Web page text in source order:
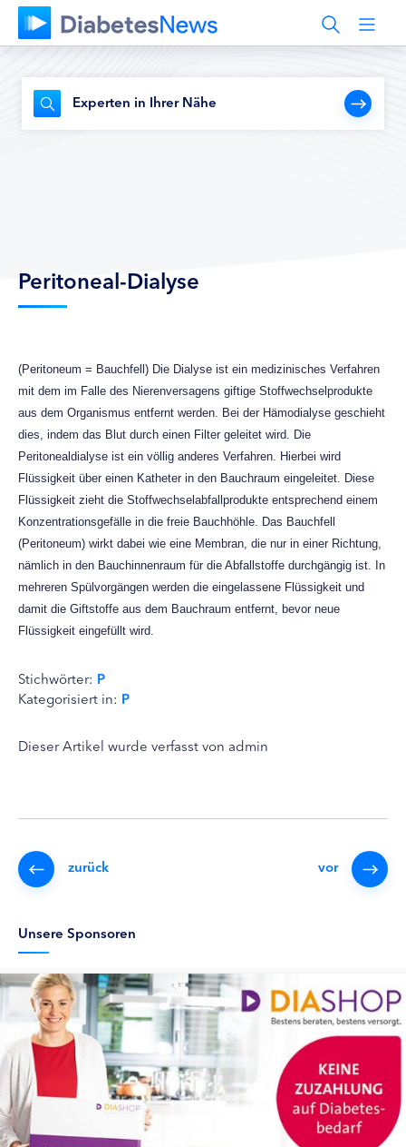
Experten in Ihrer Nähe
Peritoneal-Dialyse
(Peritoneum = Bauchfell) Die Dialyse ist ein medizinisches Verfahren
mit dem im Falle des Nierenversagens giftige Stoffwechselprodukte
aus dem Organismus entfernt werden. Bei der Hämodialyse geschieht
dies, indem das Blut durch einen Filter geleitet wird. Die
Peritonealdialyse ist ein völlig anderes Verfahren. Hierbei wird
Flüssigkeit über einen Katheter in den Bauchraum eingeleitet. Diese
Flüssigkeit zieht die Stoffwechselabfallprodukte entsprechend einem
Konzentrationsgefälle in die freie Bauchhöhle. Das Bauchfell
(Peritoneum) wirkt dabei wie eine Membran, die nur in einer Richtung,
nämlich in den Bauchinnenraum für die Abfallstoffe durchgängig ist. In
mehreren Spülvorgängen werden die eingelassene Flüssigkeit und
damit die Giftstoffe aus dem Bauchraum entfernt, bevor neue
Flüssigkeit eingefüllt wird.
Stichwörter: P
Kategorisiert in: P
Dieser Artikel wurde verfasst von admin
zurück vor
Unsere Sponsoren